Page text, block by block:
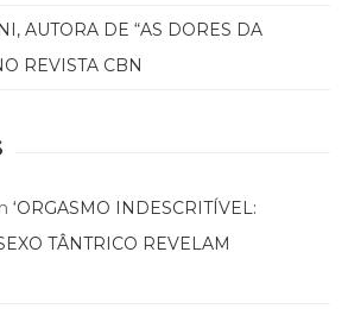
AUTORA DE “AS DORES DA
REVISTA CBN
‘ORGASMO INDESCRITÍVEL:
TÂNTRICO REVELAM